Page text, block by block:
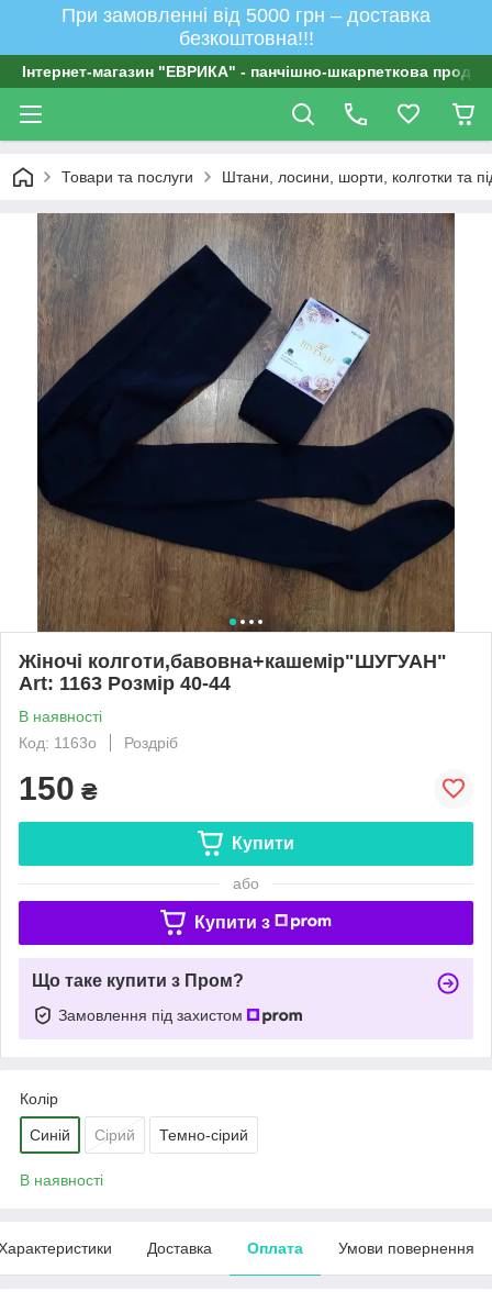
При замовленні від 5000 грн – доставка
безкоштовна!!!
Інтернет-магазин "ЕВРИКА" - панчішно-шкарпеткова
Товари та послуги Штани, лосини, шорти, колготки та
Жіночі колготи,бавовна+кашемір"ШУГУАН"
Art: 1163 Розмір 40-44
В наявності
Код: 1163о
Роздріб
150 ₴
Купити
або
Купити з
Що таке купити з Пром?
Замовлення під захистом
Колір
Синій Сірий Темно-сірий
В наявності
Доставка Оплата Умови повернення